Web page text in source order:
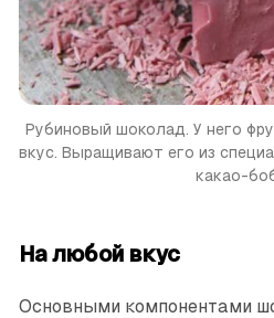
Рубиновый шоколад. У него
вкус. Выращивают его из
какао-
На любой вкус
Основными компонентами